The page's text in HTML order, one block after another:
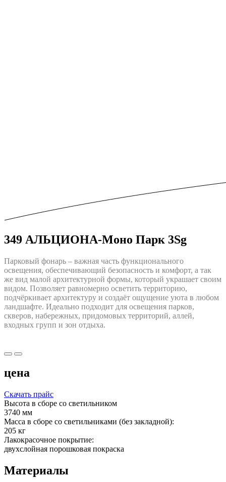
349 АЛЬЦИОНА-Моно Парк 3Sg
Парковый фонарь – важная часть функционального
освещения, обеспечивающий безопасность и комфорт, а так
же вид малой архитектурной формы, который украшает своим
видом. Позволяет равномерно осветить территорию,
подчёркивает архитектуру и создаёт ощущение уюта в любом
ландшафте. Идеально подходит для освещения парков,
скверов, набережных, придомовых территорий, аллей,
входных групп и зон отдыха.
цена
Скачать прайс
Высота в сборе со светильником
3740 мм
Масса в сборе со светильниками (без закладной):
205 кг
Лакокрасочное покрытие:
двухслойная порошковая покраска
Материалы